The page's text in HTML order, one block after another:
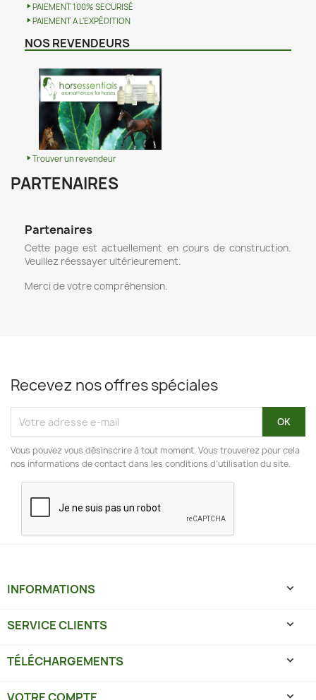
PAIEMENT 100% SECURISÉ
PAIEMENT A L'EXPÉDITION
NOS REVENDEURS
Trouver un revendeur
PARTENAIRES
Partenaires
Cette page est actuellement en cours de construction.
Veuillez réessayer ultérieurement.
Merci de votre compréhension.
Recevez nos offres spéciales
Vous pouvez vous désinscrire à tout moment. Vous trouverez pour cela
nos informations de contact dans les conditions d'utilisation du site.
INFORMATIONS 
SERVICE CLIENTS 
TÉLÉCHARGEMENTS 
